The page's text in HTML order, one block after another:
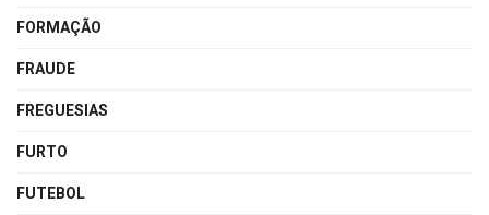
FORMAÇÃO
FRAUDE
FREGUESIAS
FURTO
FUTEBOL